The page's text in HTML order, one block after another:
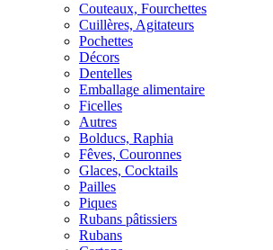
Couteaux, Fourchettes
Cuillères, Agitateurs
Pochettes
Décors
Dentelles
Emballage alimentaire
Ficelles
Autres
Bolducs, Raphia
Fêves, Couronnes
Glaces, Cocktails
Pailles
Piques
Rubans pâtissiers
Rubans